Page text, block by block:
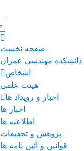
صفحه نخست
مهندسی عمران
اشخاص
هیئت علمی
اخبار و رویداد ها
اخبار ها
اطلاعیه ها
پژوهش و تحقیقات
قوانین و آئین نامه ها